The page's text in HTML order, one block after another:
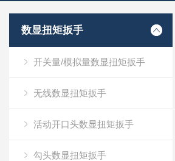
数显扭矩扳手
开关量/模拟量数显扭矩扳手
无线数显扭矩扳手
活动开口头数显扭矩扳手
勾头数显扭矩扳手